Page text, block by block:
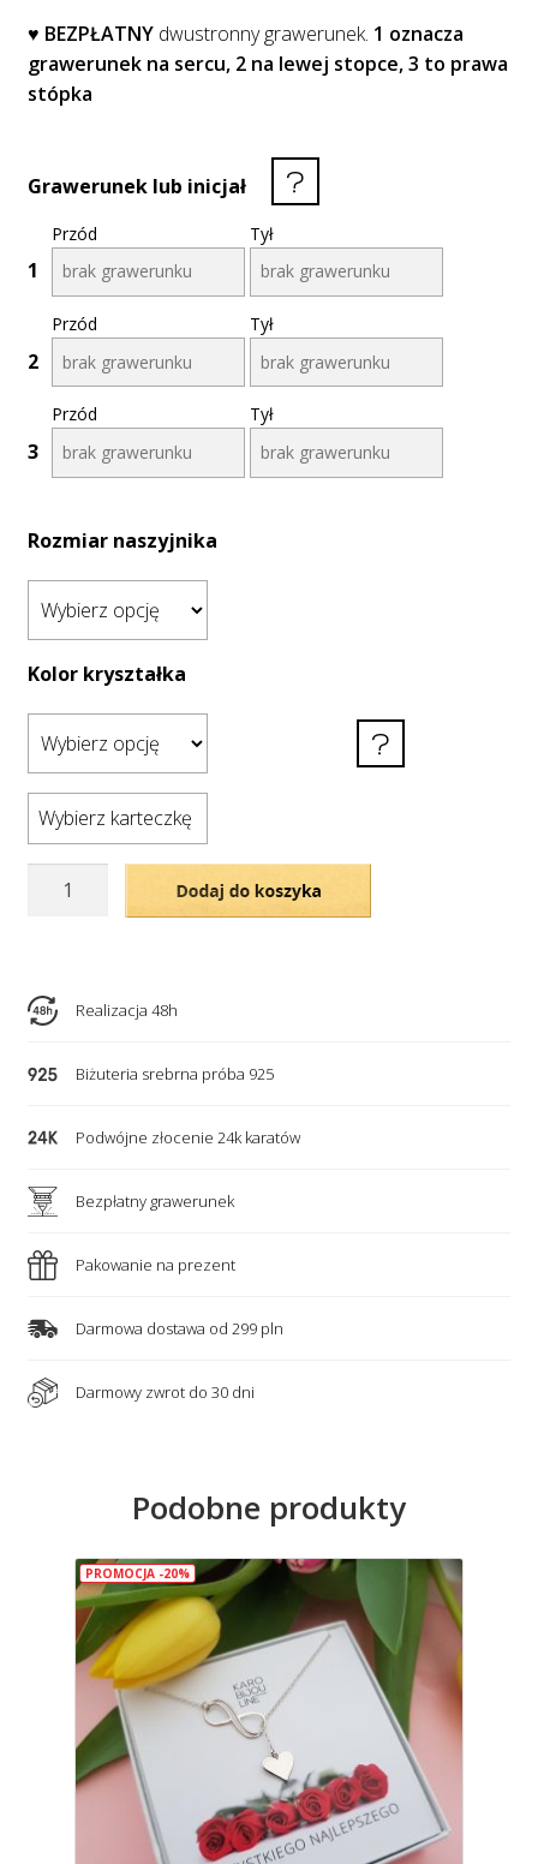
♥ BEZPŁATNYdwustronny grawerunek. 1 oznacza
grawerunek na sercu, 2 na lewej stopce, 3 to prawa
stópka
Grawerunek lub inicjał
1
Przód Tył
2
Przód Tył
3
Przód Tył
Rozmiar naszyjnika
Kolor kryształka
Wybierz karteczkę
Grawerowany
kryształek
i
Nowość!
Dodaj do koszyka
Realizacja 48h
Biżuteria srebrna próba 925
Podwójne złocenie 24k karatów
Bezpłatny grawerunek
Pakowanie na prezent
Darmowa dostawa od 299 pln
Darmowy zwrot do 30 dni
Podobne produkty
PROMOCJA -20%